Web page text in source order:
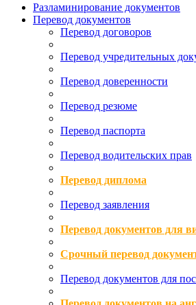
Разламинирование документов
Перевод документов
Перевод договоров
Перевод учредительных
Перевод доверенности
Перевод резюме
Перевод паспорта
Перевод водительских прав
Перевод диплома
Перевод заявления
Перевод документов для
Срочный перевод
Перевод документов для